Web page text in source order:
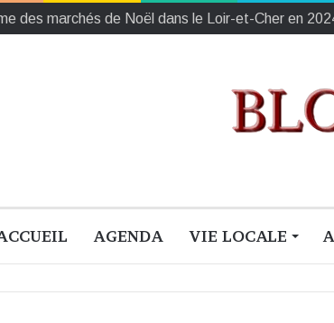
Banques Alimentaires et de l’Établissement
AGENDA VIE LOCALE